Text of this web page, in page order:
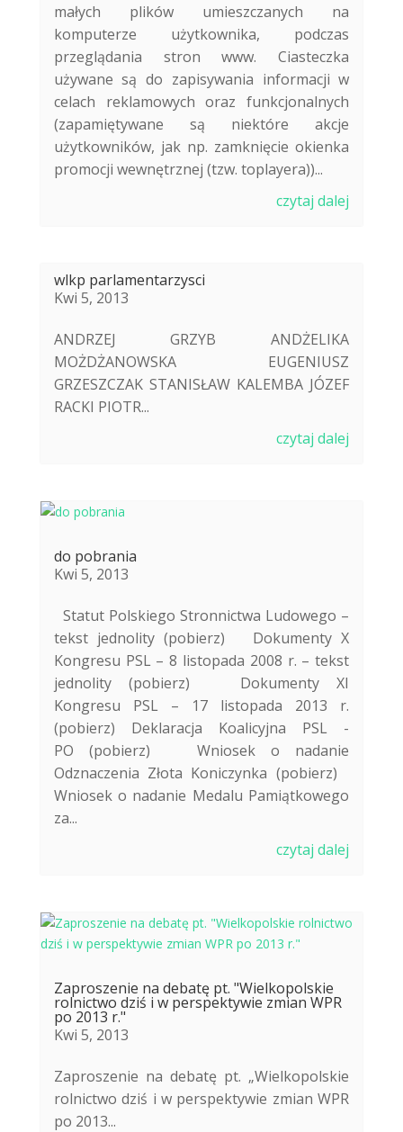
małych plików umieszczanych na
komputerze użytkownika, podczas
przeglądania stron www. Ciasteczka
używane są do zapisywania informacji w
celach reklamowych oraz funkcjonalnych
(zapamiętywane są niektóre akcje
użytkowników, jak np. zamknięcie okienka
promocji wewnętrznej (tzw. toplayera))...
czytaj dalej
wlkp parlamentarzysci
Kwi 5, 2013
ANDRZEJ GRZYB ANDŻELIKA
MOŻDŻANOWSKA EUGENIUSZ
GRZESZCZAK STANISŁAW KALEMBA JÓZEF
RACKI PIOTR...
czytaj dalej
do pobrania
Kwi 5, 2013
Statut Polskiego Stronnictwa Ludowego –
tekst jednolity (pobierz) Dokumenty X
Kongresu PSL – 8 listopada 2008 r. – tekst
jednolity (pobierz) Dokumenty XI
Kongresu PSL – 17 listopada 2013 r.
(pobierz) Deklaracja Koalicyjna PSL -
PO (pobierz) Wniosek o nadanie
Odznaczenia Złota Koniczynka (pobierz)
Wniosek o nadanie Medalu Pamiątkowego
za...
czytaj dalej
Zaproszenie na debatę pt. "Wielkopolskie
rolnictwo dziś i w perspektywie zmian WPR
po 2013 r."
Kwi 5, 2013
Zaproszenie na debatę pt. „Wielkopolskie
rolnictwo dziś i w perspektywie zmian WPR
po 2013...